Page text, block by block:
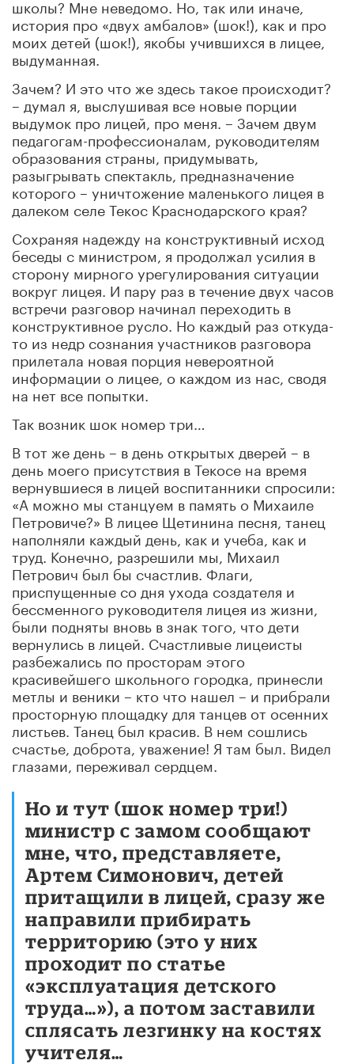
школы? Мне неведомо. Но, так или иначе,
история про «двух амбалов» (шок!), как и про
моих детей (шок!), якобы учившихся в лицее,
выдуманная.
Зачем? И это что же здесь такое происходит?
– думал я, выслушивая все новые порции
выдумок про лицей, про меня. – Зачем двум
педагогам-профессионалам, руководителям
образования страны, придумывать,
разыгрывать спектакль, предназначение
которого – уничтожение маленького лицея в
далеком селе Текос Краснодарского края?
Сохраняя надежду на конструктивный исход
беседы с министром, я продолжал усилия в
сторону мирного урегулирования ситуации
вокруг лицея. И пару раз в течение двух часов
встречи разговор начинал переходить в
конструктивное русло. Но каждый раз откуда-
то из недр сознания участников разговора
прилетала новая порция невероятной
информации о лицее, о каждом из нас, сводя
на нет все попытки.
Так возник шок номер три…
В тот же день – в день открытых дверей – в
день моего присутствия в Текосе на время
вернувшиеся в лицей воспитанники спросили:
«А можно мы станцуем в память о Михаиле
Петровиче?» В лицее Щетинина песня, танец
наполняли каждый день, как и учеба, как и
труд. Конечно, разрешили мы, Михаил
Петрович был бы счастлив. Флаги,
приспущенные со дня ухода создателя и
бессменного руководителя лицея из жизни,
были подняты вновь в знак того, что дети
вернулись в лицей. Счастливые лицеисты
разбежались по просторам этого
красивейшего школьного городка, принесли
метлы и веники – кто что нашел – и прибрали
просторную площадку для танцев от осенних
листьев. Танец был красив. В нем сошлись
счастье, доброта, уважение! Я там был. Видел
глазами, переживал сердцем.
Но и тут (шок номер три!)
министр с замом сообщают
мне, что, представляете,
Артем Симонович, детей
притащили в лицей, сразу же
направили прибирать
территорию (это у них
проходит по статье
«эксплуатация детского
труда…»), а потом заставили
сплясать лезгинку на костях
учителя…